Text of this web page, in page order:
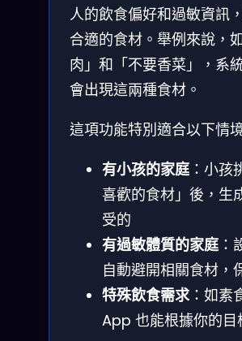
人的飲食偏好和過敏資訊
合適的食材。舉例來說，
肉」和「不要香菜」，系
會出現這兩種食材。
這項功能特別適合以下情
有小孩的家庭：小孩
喜歡的食材」後，生
受的
有過敏體質的家庭：
自動避開相關食材，
特殊飲食需求：如素
App 也能根據你的目